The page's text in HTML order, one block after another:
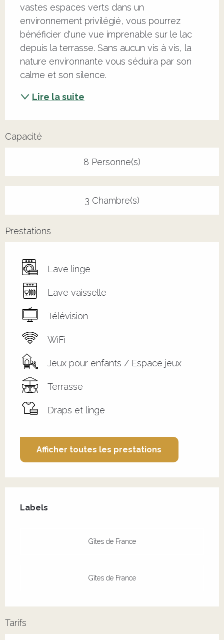
vastes espaces verts dans un
environnement privilégié, vous pourrez
bénéficier d'une vue imprenable sur le lac
depuis la terrasse. Sans aucun vis à vis, la
nature environnante vous séduira par son
calme et son silence.
Lire la suite
Capacité
8 Personne(s)
3 Chambre(s)
Prestations
Lave linge
Lave vaisselle
Télévision
WiFi
Jeux pour enfants / Espace jeux
Terrasse
Draps et linge
Afficher toutes les prestations
Labels
Labels
Gîtes de France
Gîtes de France
Tarifs